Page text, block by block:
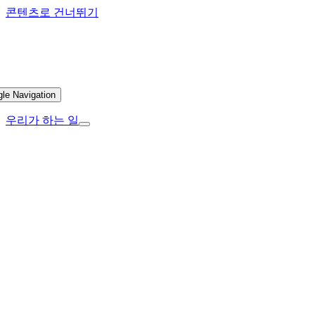
콘텐츠로 건너뛰기
Navigation
우리가 하는 일